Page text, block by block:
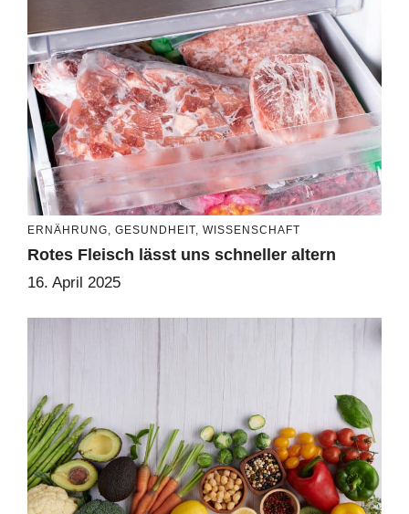
ERNÄHRUNG, GESUNDHEIT, WISSENSCHAFT
Rotes Fleisch lässt uns schneller altern
16. April 2025